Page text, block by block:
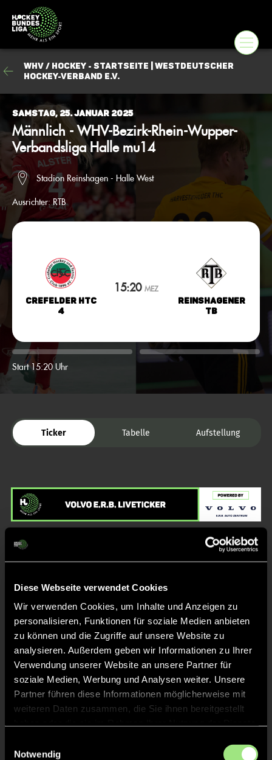
Diese Webseite verwendet Cookies
Wir verwenden Cookies, um Inhalte und Anzeigen zu
personalisieren, Funktionen für soziale Medien anbieten
zu können und die Zugriffe auf unsere Website zu
analysieren. Außerdem geben wir Informationen zu Ihrer
Verwendung unserer Website an unsere Partner für
soziale Medien, Werbung und Analysen weiter. Unsere
Partner führen diese Informationen möglicherweise mit
weiteren Daten zusammen, die Sie ihnen bereitgestellt
Notwendig
WHV / Hockey - Startseite | Westdeutscher
Hockey-Verband e.V.
Samstag, 25. Januar 2025
Männlich - WHV-Bezirk-Rhein-Wupper-
Verbandsliga Halle mu14
Stadion Reinshagen - Halle West
Ausrichter:RTB
Crefelder HTC
4
15:20 MEZ
Reinshagener
TB
Start 15:20 Uhr
Ticker Tabelle Aufstellung
Liveticker
Keine Daten verfügbar.